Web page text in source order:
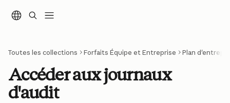
Toutes les collections Forfaits Équipe et Entreprise Plan
Accéder aux journaux
d'audit